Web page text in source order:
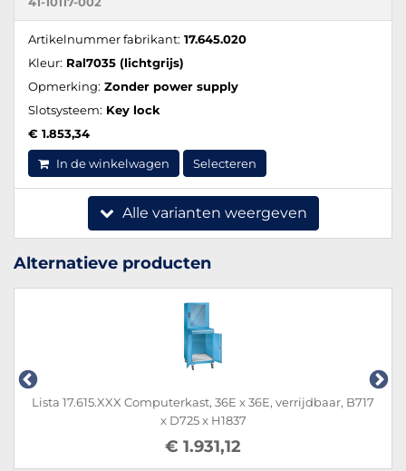
Artikelnummer fabrikant: 17.645.020
Kleur: Ral7035 (lichtgrijs)
Opmerking: Zonder power supply
Slotsysteem: Key lock
€ 1.853,34
In de winkelwagen Selecteren
Alle varianten weergeven
Alternatieve producten
Lista 17.615.XXX Computerkast, 36E x 36E, verrijdbaar, B717
x D725 x H1837
€ 1.931,12